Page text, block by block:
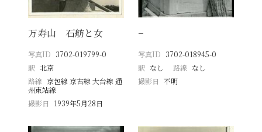
万寿山 石舫と女
写真ID 3702-019799-0
駅 北京
路線 京包線 京古線 大台線 通
州東站線
撮影日
1939年5月28日
−
写真ID 3702-018945-0
駅 なし 路線 なし
撮影日 不明